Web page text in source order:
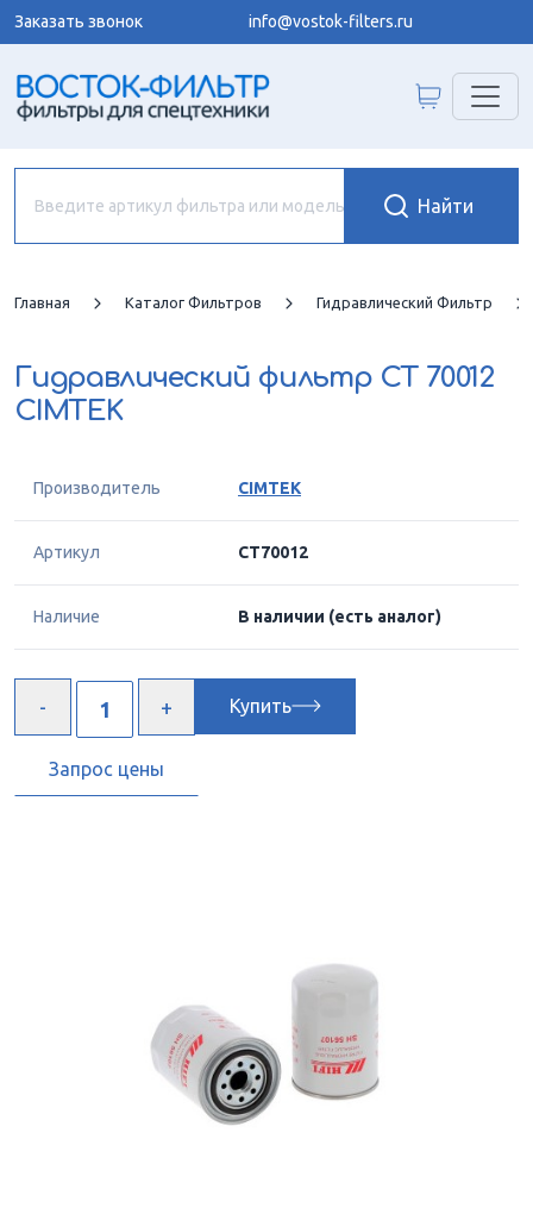
Заказать звонок info@vostok-filters.ru
Главная Каталог Фильтров Гидравлический Фильтр
Гидравлический фильтр CT 70012
CIMTEK
Производитель CIMTEK
Артикул CT70012
Наличие В наличии (есть аналог)
Купить
Запрос цены